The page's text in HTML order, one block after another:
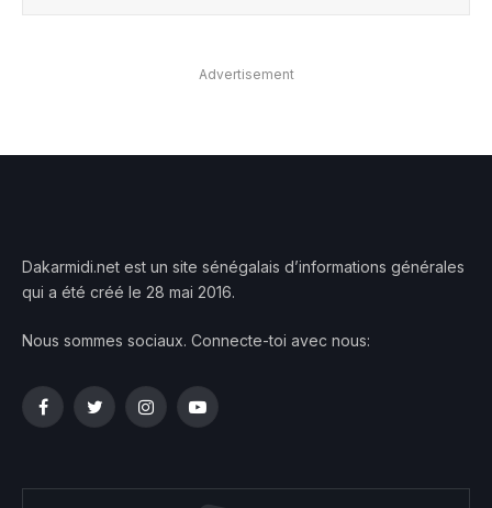
Advertisement
Dakarmidi.net est un site sénégalais d’informations générales
qui a été créé le 28 mai 2016.
Nous sommes sociaux. Connecte-toi avec nous:
FacebookTwitterInstagramYouTube